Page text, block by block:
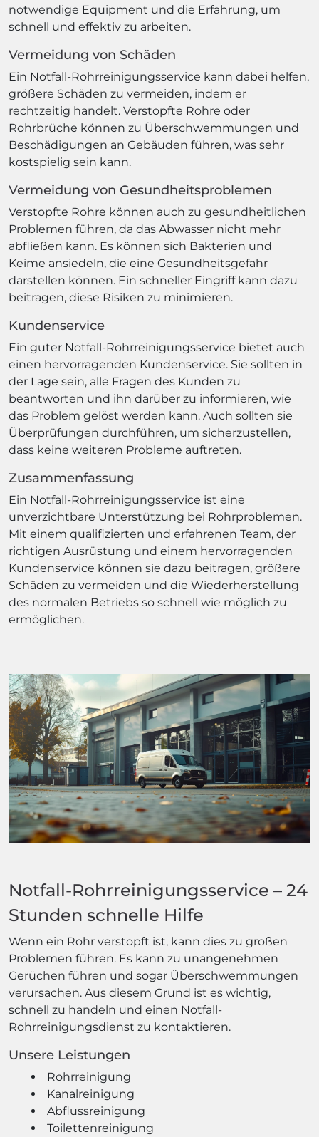
notwendige Equipment und die Erfahrung, um
schnell und effektiv zu arbeiten.
Vermeidung von Schäden
Ein Notfall-Rohrreinigungsservice kann dabei helfen,
größere Schäden zu vermeiden, indem er
rechtzeitig handelt. Verstopfte Rohre oder
Rohrbrüche können zu Überschwemmungen und
Beschädigungen an Gebäuden führen, was sehr
kostspielig sein kann.
Vermeidung von Gesundheitsproblemen
Verstopfte Rohre können auch zu gesundheitlichen
Problemen führen, da das Abwasser nicht mehr
abfließen kann. Es können sich Bakterien und
Keime ansiedeln, die eine Gesundheitsgefahr
darstellen können. Ein schneller Eingriff kann dazu
beitragen, diese Risiken zu minimieren.
Kundenservice
Ein guter Notfall-Rohrreinigungsservice bietet auch
einen hervorragenden Kundenservice. Sie sollten in
der Lage sein, alle Fragen des Kunden zu
beantworten und ihn darüber zu informieren, wie
das Problem gelöst werden kann. Auch sollten sie
Überprüfungen durchführen, um sicherzustellen,
dass keine weiteren Probleme auftreten.
Zusammenfassung
Ein Notfall-Rohrreinigungsservice ist eine
unverzichtbare Unterstützung bei Rohrproblemen.
Mit einem qualifizierten und erfahrenen Team, der
richtigen Ausrüstung und einem hervorragenden
Kundenservice können sie dazu beitragen, größere
Schäden zu vermeiden und die Wiederherstellung
des normalen Betriebs so schnell wie möglich zu
ermöglichen.
Notfall-Rohrreinigungsservice – 24
Stunden schnelle Hilfe
Wenn ein Rohr verstopft ist, kann dies zu großen
Problemen führen. Es kann zu unangenehmen
Gerüchen führen und sogar Überschwemmungen
verursachen. Aus diesem Grund ist es wichtig,
schnell zu handeln und einen Notfall-
Rohrreinigungsdienst zu kontaktieren.
Unsere Leistungen
Rohrreinigung
Kanalreinigung
Abflussreinigung
Toilettenreinigung